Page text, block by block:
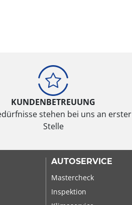
KUNDENBETREUUNG
stehen bei uns an erster
Stelle
AUTOSERVICE
Mastercheck
Inspektion